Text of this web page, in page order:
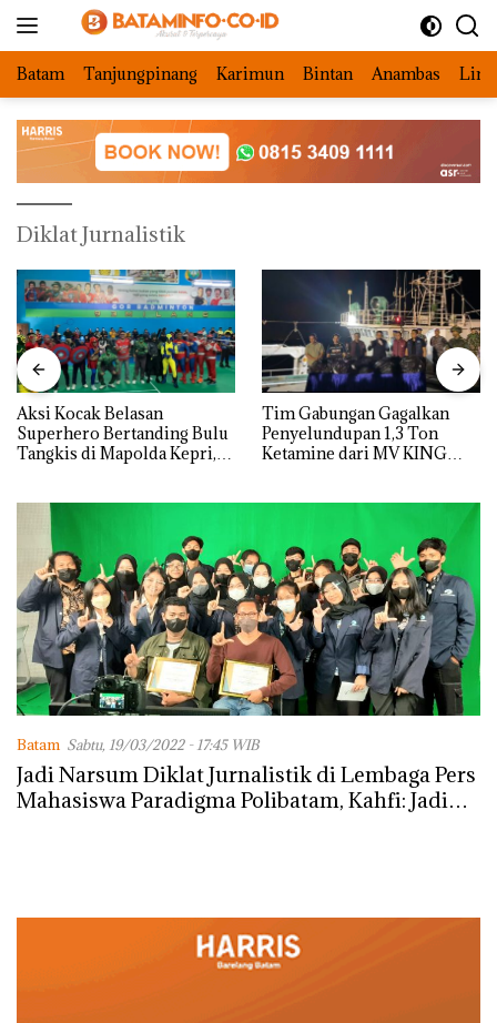
Batam Tanjungpinang Karimun Bintan Anambas
Diklat Jurnalistik
Aksi Kocak Belasan
Superhero Bertanding Bulu
Tangkis di Mapolda Kepri,
Tim Gabungan Gagalkan
Penyelundupan 1,3 Ton
Ketamine dari MV KING
Batam Sabtu, 19/03/2022 - 17:45 WIB
Jadi Narsum Diklat Jurnalistik di Lembaga Pers
Mahasiswa Paradigma Polibatam, Kahfi: Jadi